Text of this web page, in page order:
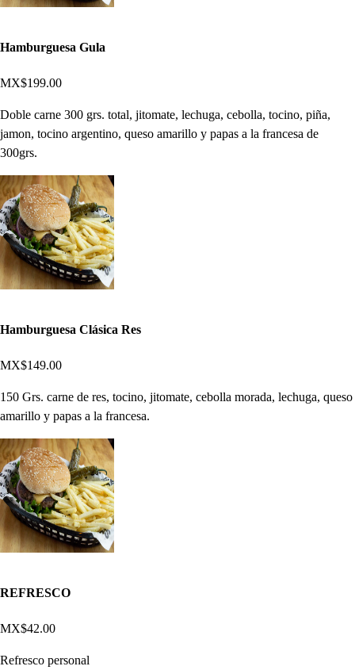
Hamburguesa Gula
MX$199.00
Doble carne 300 grs. total, jitomate, lechuga, cebolla, tocino, piña,
jamon, tocino argentino, queso amarillo y papas a la francesa de
300grs.
Hamburguesa Clásica Res
MX$149.00
150 Grs. carne de res, tocino, jitomate, cebolla morada, lechuga, queso
amarillo y papas a la francesa.
REFRESCO
MX$42.00
Refresco personal